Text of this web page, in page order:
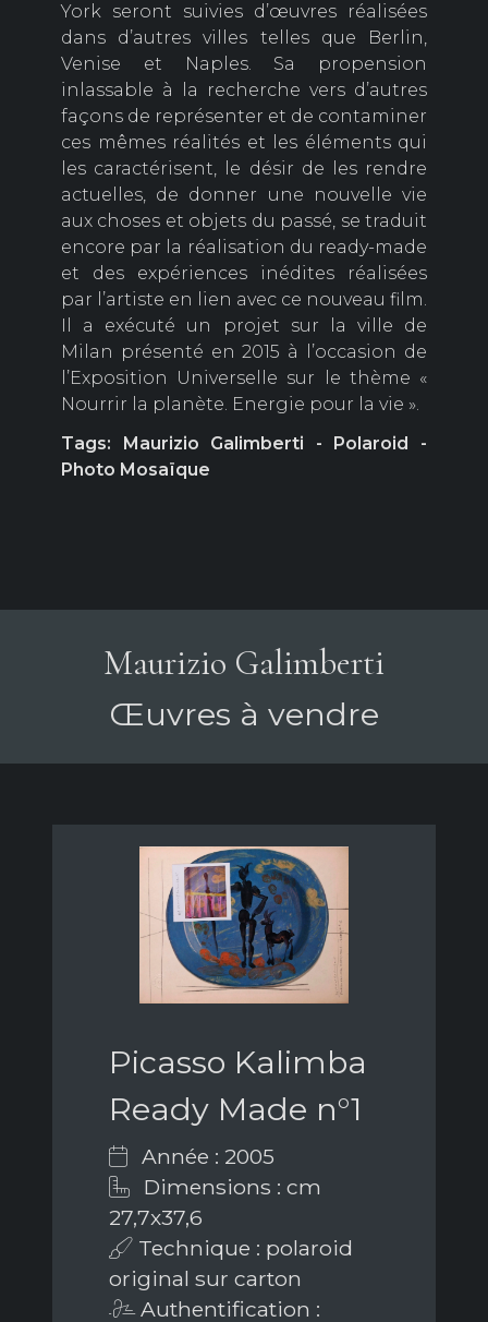
York seront suivies d’œuvres réalisées
dans d’autres villes telles que Berlin,
Venise et Naples. Sa propension
inlassable à la recherche vers d’autres
façons de représenter et de contaminer
ces mêmes réalités et les éléments qui
les caractérisent, le désir de les rendre
actuelles, de donner une nouvelle vie
aux choses et objets du passé, se traduit
encore par la réalisation du ready-made
et des expériences inédites réalisées
par l’artiste en lien avec ce nouveau film.
Il a exécuté un projet sur la ville de
Milan présenté en 2015 à l’occasion de
l’Exposition Universelle sur le thème «
Nourrir la planète. Energie pour la vie ».
Tags: Maurizio Galimberti - Polaroid -
Photo Mosaïque
Maurizio Galimberti
Œuvres à vendre
Picasso Kalimba
Ready Made n°1
Année : 2005
Dimensions : cm
27,7x37,6
Technique : polaroid
original sur carton
Authentification :